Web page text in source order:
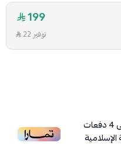
199
توفير 22
4دفعات